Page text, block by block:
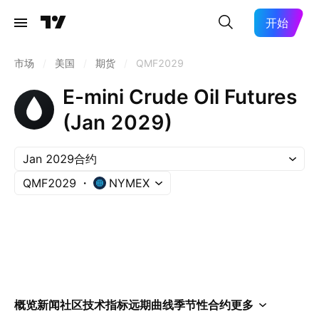
开始
市场 美国 期货 QMF2029
E-mini Crude Oil Futures
(Jan 2029)
Jan 2029合约
QMF2029
NYMEX
概览新闻社区技术指标远期曲线季节性合约更多